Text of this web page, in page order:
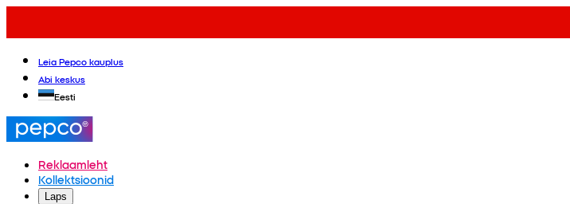
Leia Pepco kauplus
Abi keskus
Eesti
Reklaamleht
Kollektsioonid
Laps